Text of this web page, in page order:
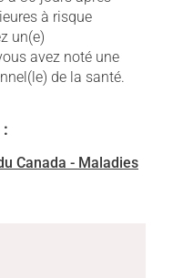
à risque
un(e)
avez noté une
de la santé.
:
Canada - Maladies